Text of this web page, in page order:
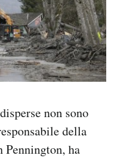
non sono
della
Pennington, ha